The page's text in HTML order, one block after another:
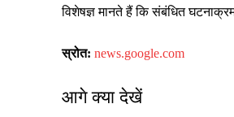
विशेषज्ञ मानते हैं कि संबंधित
स्रोत: news.google.com
आगे क्या देखें